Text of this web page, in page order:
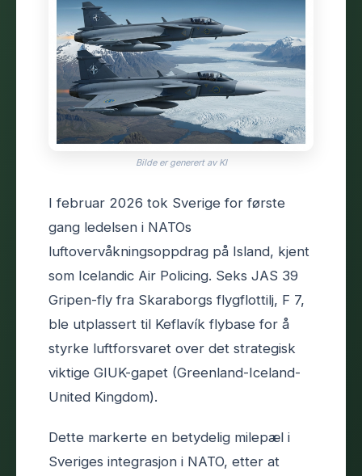
Bilde er generert av KI
I februar 2026 tok Sverige for første
gang ledelsen i NATOs
luftovervåkningsoppdrag på Island, kjent
som Icelandic Air Policing. Seks JAS 39
Gripen-fly fra Skaraborgs flygflottilj, F 7,
ble utplassert til Keflavík flybase for å
styrke luftforsvaret over det strategisk
viktige GIUK-gapet (Greenland-Iceland-
United Kingdom).
Dette markerte en betydelig milepæl i
Sveriges integrasjon i NATO, etter at